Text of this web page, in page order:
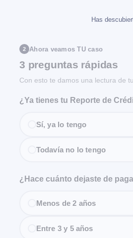
Has
2 Ahora veamos TU caso
3 preguntas rápidas
Con esto te damos una lectura de
¿Ya tienes tu Reporte de
Sí, ya lo tengo
Todavía no lo tengo
¿Hace cuánto dejaste de
Menos de 2 años
Entre 3 y 5 años